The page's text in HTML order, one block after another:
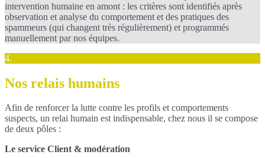
intervention humaine en amont : les critères sont identifiés après
observation et analyse du comportement et des pratiques des
spammeurs (qui changent très régulièrement) et programmés
manuellement par nos équipes.
4.
Nos relais humains
Afin de renforcer la lutte contre les profils et comportements
suspects, un relai humain est indispensable, chez nous il se compose
de deux pôles :
Le service Client & modération